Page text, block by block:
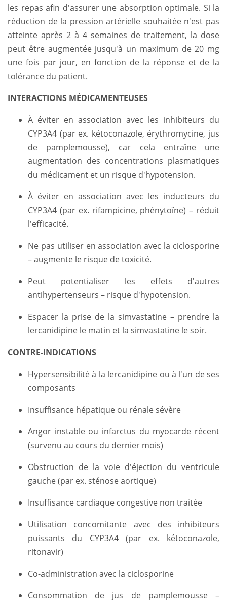
les repas afin d'assurer une absorption optimale. Si la
réduction de la pression artérielle souhaitée n'est pas
atteinte après 2 à 4 semaines de traitement, la dose
peut être augmentée jusqu'à un maximum de 20 mg
une fois par jour, en fonction de la réponse et de la
tolérance du patient.
INTERACTIONS MÉDICAMENTEUSES
À éviter en association avec les inhibiteurs du
CYP3A4 (par ex. kétoconazole, érythromycine, jus
de pamplemousse), car cela entraîne une
augmentation des concentrations plasmatiques
du médicament et un risque d'hypotension.
À éviter en association avec les inducteurs du
CYP3A4 (par ex. rifampicine, phénytoïne) – réduit
l'efficacité.
Ne pas utiliser en association avec la ciclosporine
– augmente le risque de toxicité.
Peut potentialiser les effets d'autres
antihypertenseurs – risque d'hypotension.
Espacer la prise de la simvastatine – prendre la
lercanidipine le matin et la simvastatine le soir.
CONTRE-INDICATIONS
Hypersensibilité à la lercanidipine ou à l'un de ses
composants
Insuffisance hépatique ou rénale sévère
Angor instable ou infarctus du myocarde récent
(survenu au cours du dernier mois)
Obstruction de la voie d'éjection du ventricule
gauche (par ex. sténose aortique)
Insuffisance cardiaque congestive non traitée
Utilisation concomitante avec des inhibiteurs
puissants du CYP3A4 (par ex. kétoconazole,
ritonavir)
Co-administration avec la ciclosporine
Consommation de jus de pamplemousse –